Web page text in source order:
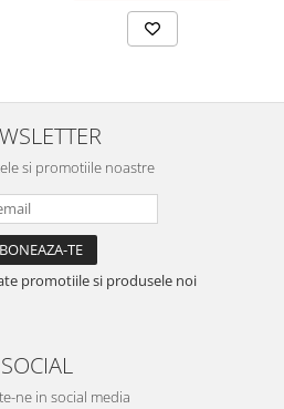
si promotiile noastre
promotiile si produsele noi
SOCIAL
ne in social media